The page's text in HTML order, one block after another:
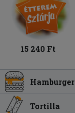
15 240 Ft
Hamburger
Tortilla